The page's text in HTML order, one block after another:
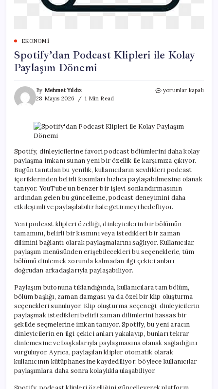
EKONOMI
Spotify’dan Podcast Klipleri ile Kolay
Paylaşım Dönemi
By Mehmet Yıldız
28 Mayıs 2026
1 Min Read
Spotify’dan
Kolay
Paylaşım
için
yorumlar kapalı
Spotify, dinleyicilerine favori podcast bölümlerini daha kolay
paylaşma imkanı sunan yeni bir özellik ile karşımıza çıkıyor.
Bugün tanıtılan bu yenilik, kullanıcıların sevdikleri podcast
içeriklerinden belirli kısımları hızlıca paylaşabilmesine olanak
tanıyor. YouTube’un benzer bir işlevi sonlandırmasının
ardından gelen bu güncelleme, podcast deneyimini daha
etkileşimli ve paylaşılabilir hale getirmeyi hedefliyor.
Yeni podcast klipleri özelliği, dinleyicilerin bir bölümün
tamamını, belirli bir kısmını veya istedikleri bir zaman
dilimini bağlantı olarak paylaşmalarını sağlıyor. Kullanıcılar,
paylaşım menüsünden erişebilecekleri bu seçeneklerle, tüm
bölümü dinlemek zorunda kalmadan ilgi çekici anları
doğrudan arkadaşlarıyla paylaşabiliyor.
Paylaşım butonuna tıklandığında, kullanıcılara tam bölüm,
bölüm başlığı, zaman damgası ya da özel bir klip oluşturma
seçenekleri sunuluyor. Klip oluşturma seçeneği, dinleyicilerin
paylaşmak istedikleri belirli zaman dilimlerini hassas bir
şekilde seçmelerine imkan tanıyor. Spotify, bu yeni aracın
dinleyicilerin en ilgi çekici anları yakalayıp, bunları tekrar
dinlemesine ve başkalarıyla paylaşmasına olanak sağladığını
vurguluyor. Ayrıca, paylaşılan klipler otomatik olarak
kullanıcının kütüphanesine kaydediliyor; böylece kullanıcılar
paylaşımlara daha sonra kolaylıkla ulaşabiliyor.